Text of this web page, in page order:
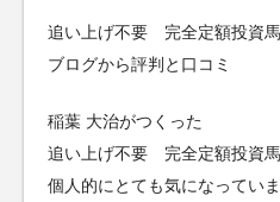
追い上げ不要 完全定額投資
ブログから評判と口コミ
稲葉 大治がつくった
追い上げ不要 完全定額投資
個人的にとても気になっていま